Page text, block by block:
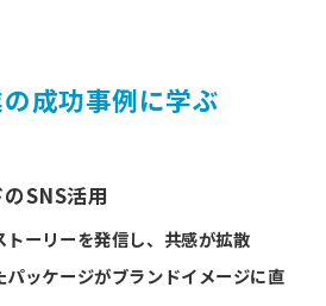
成功事例に学ぶ
SNS活用
トーリーを発信し、共感が拡散
パッケージがブランドイメージに直